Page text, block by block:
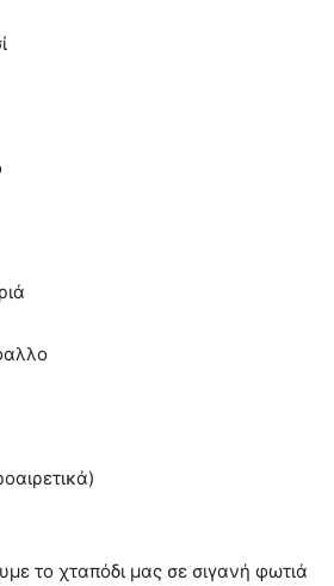
το χταπόδι μας σε σιγανή φωτιά